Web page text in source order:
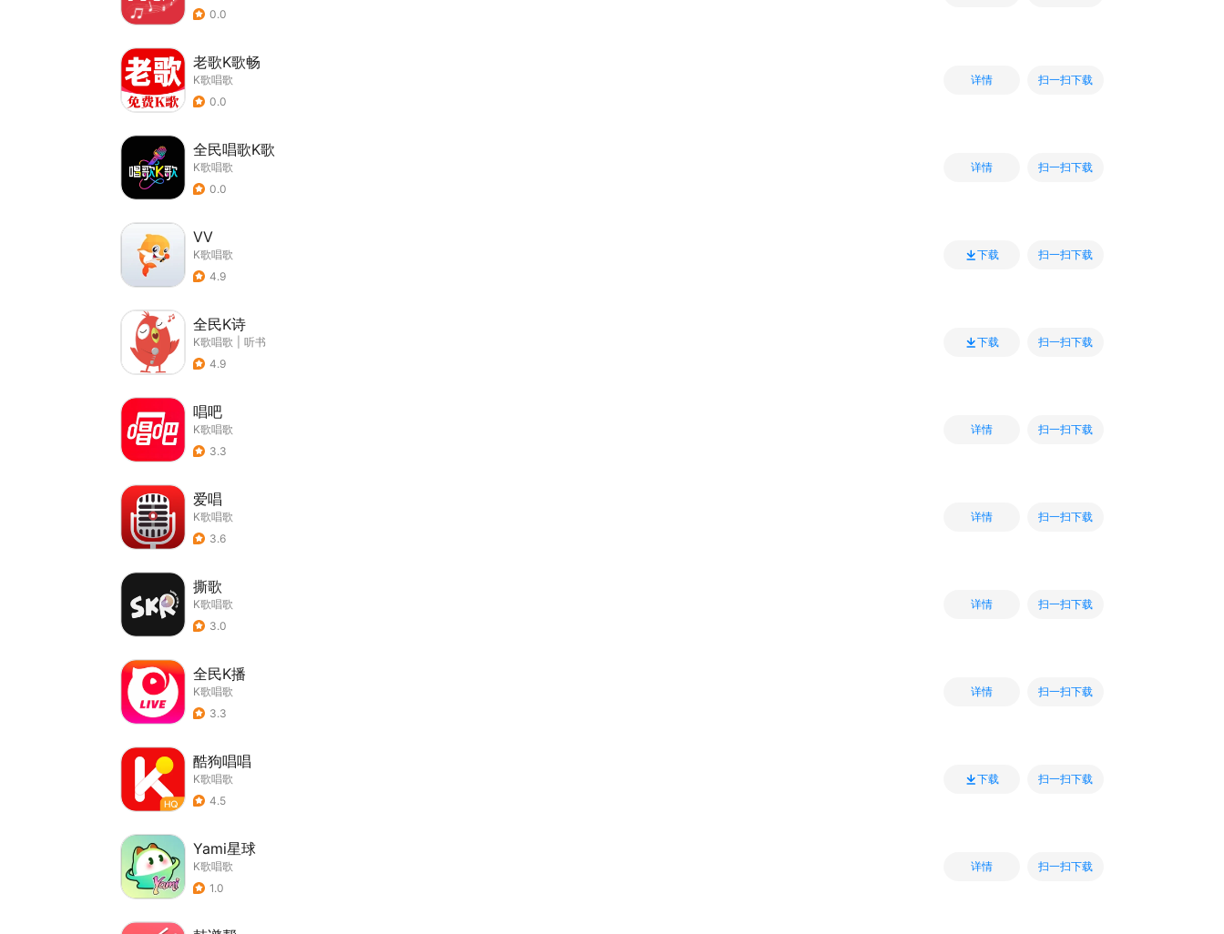
0.0
老歌K歌畅
K歌唱歌
0.0
详情 扫一扫下载
全民唱歌K歌
K歌唱歌
0.0
详情 扫一扫下载
VV
K歌唱歌
4.9
下载 扫一扫下载
全民K诗
K歌唱歌
听书
4.9
下载 扫一扫下载
唱吧
K歌唱歌
3.3
详情 扫一扫下载
爱唱
K歌唱歌
3.6
详情 扫一扫下载
撕歌
K歌唱歌
3.0
详情 扫一扫下载
全民K播
K歌唱歌
3.3
详情 扫一扫下载
酷狗唱唱
K歌唱歌
4.5
下载 扫一扫下载
Yami星球
K歌唱歌
1.0
详情 扫一扫下载